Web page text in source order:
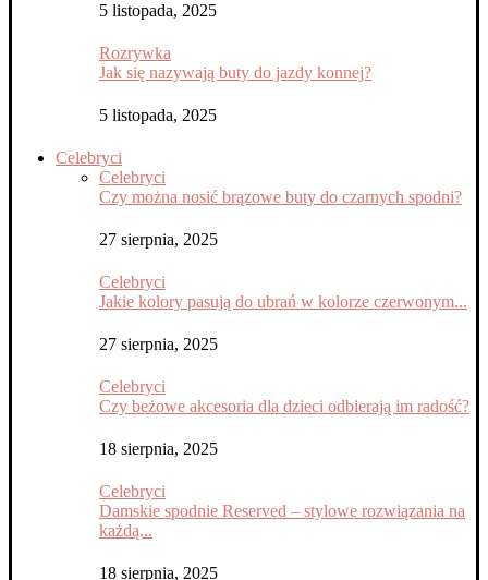
5 listopada, 2025
Rozrywka
Jak się nazywają buty do jazdy konnej?
5 listopada, 2025
Celebryci
Celebryci
Czy można nosić brązowe buty do czarnych spodni?
27 sierpnia, 2025
Celebryci
Jakie kolory pasują do ubrań w kolorze czerwonym...
27 sierpnia, 2025
Celebryci
Czy beżowe akcesoria dla dzieci odbierają im radość?
18 sierpnia, 2025
Celebryci
Damskie spodnie Reserved – stylowe rozwiązania na
każdą...
18 sierpnia, 2025